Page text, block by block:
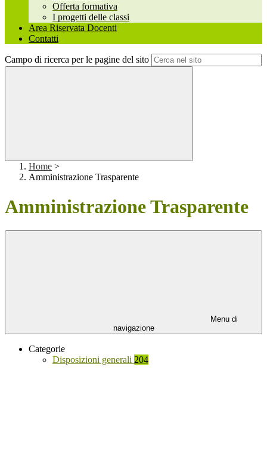
Offerta formativa
I progetti delle classi
Area Riservata Docenti
Contatti
Campo di ricerca per le pagine del sito
Home >
Amministrazione Trasparente
Amministrazione Trasparente
Menu di
navigazione
Categorie
Disposizioni generali 204